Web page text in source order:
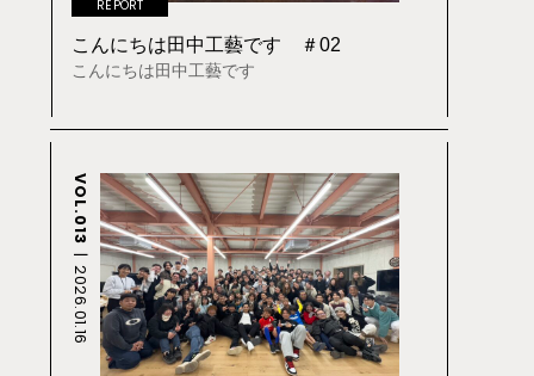
REPORT
こんにちは田中工藝です ＃02
こんにちは田中工藝です
VOL.013
2026.01.16